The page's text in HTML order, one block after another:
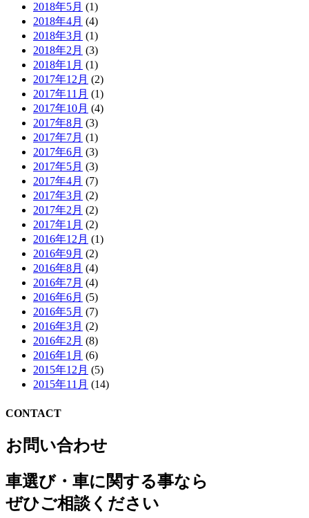
2018年5月 (1)
2018年4月 (4)
2018年3月 (1)
2018年2月 (3)
2018年1月 (1)
2017年12月 (2)
2017年11月 (1)
2017年10月 (4)
2017年8月 (3)
2017年7月 (1)
2017年6月 (3)
2017年5月 (3)
2017年4月 (7)
2017年3月 (2)
2017年2月 (2)
2017年1月 (2)
2016年12月 (1)
2016年9月 (2)
2016年8月 (4)
2016年7月 (4)
2016年6月 (5)
2016年5月 (7)
2016年3月 (2)
2016年2月 (8)
2016年1月 (6)
2015年12月 (5)
2015年11月 (14)
CONTACT
お問い合わせ
車選び・車に関する事なら
ぜひご相談ください